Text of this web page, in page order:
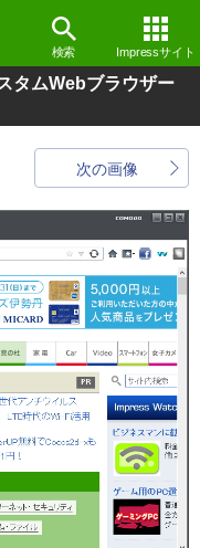
検索 Impressサイト
タムWebブラウザー
次の画像